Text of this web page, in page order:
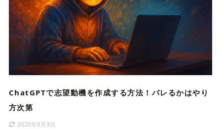
ChatGPTで志望動機を作成する方法！バレるかはやり
方次第
2026年8月3日